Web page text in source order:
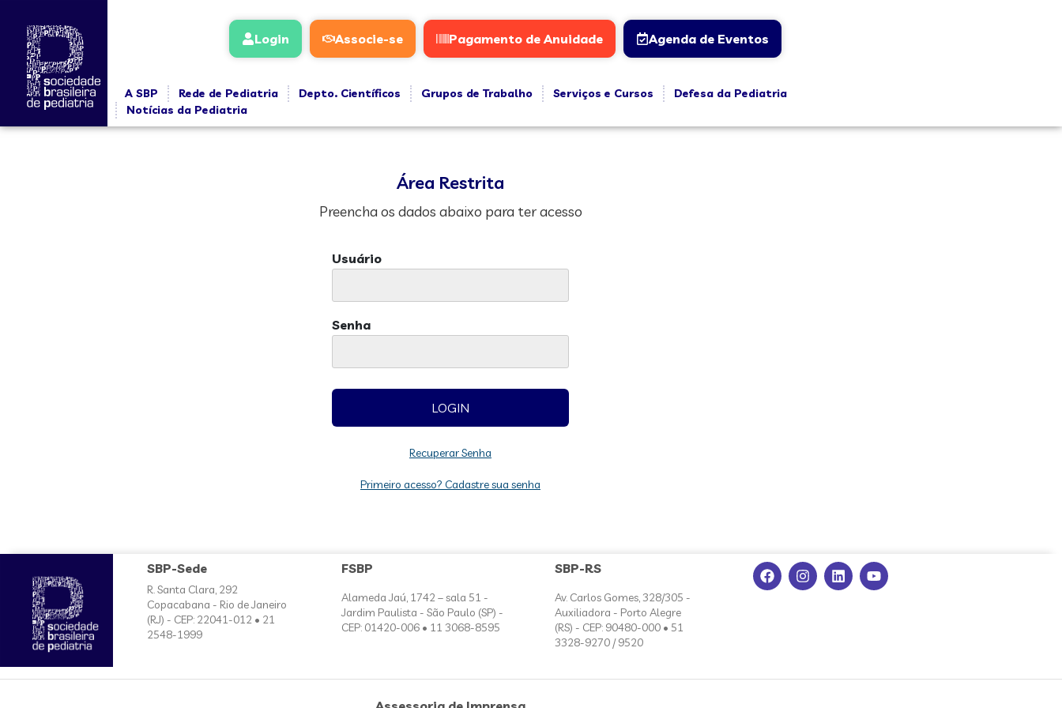
Login Associe-se Pagamento de Anuidade Agenda de Eventos
A SBP Rede de Pediatria Depto. Científicos Grupos de Trabalho Serviços e Cursos
Defesa da Pediatria
Notícias da Pediatria
Área Restrita
Preencha os dados abaixo para ter acesso
Usuário
Senha
Recuperar Senha
Primeiro acesso? Cadastre sua senha
SBP-Sede
R. Santa Clara, 292
Copacabana - Rio de Janeiro
(RJ) - CEP: 22041-012 • 21
2548-1999
FSBP
Alameda Jaú, 1742 – sala 51 -
Jardim Paulista - São Paulo (SP) -
CEP: 01420-006 • 11 3068-8595
SBP-RS
Av. Carlos Gomes, 328/305 -
Auxiliadora - Porto Alegre
(RS) - CEP: 90480-000 • 51
3328-9270 / 9520